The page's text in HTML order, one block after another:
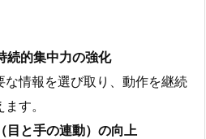
続的集中力の強化
情報を選び取り、動作を継続
す。
目と手の連動）の向上